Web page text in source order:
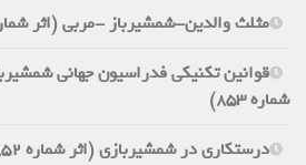
مثلث والدین-شمشیرباز -مربی (اثر شماره 854)
شماره 853)
درستکاری در شمشیربازی (اثر شماره 852)